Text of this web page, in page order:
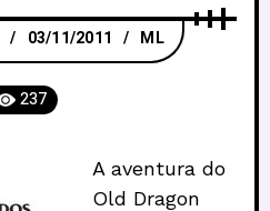
03/11/2011 ML
237
A aventura do
Old Dragon